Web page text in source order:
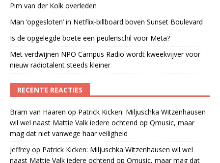
Pim van der Kolk overleden
Man ‘opgesloten’ in Netflix-billboard boven Sunset Boulevard
Is de opgelegde boete een peulenschil voor Meta?
Met verdwijnen NPO Campus Radio wordt kweekvijver voor
nieuw radiotalent steeds kleiner
RECENTE REACTIES
Bram van Haaren op Patrick Kicken: Miljuschka Witzenhausen
wil wel naast Mattie Valk iedere ochtend op Qmusic, maar
mag dat niet vanwege haar veiligheid
Jeffrey op Patrick Kicken: Miljuschka Witzenhausen wil wel
naast Mattie Valk iedere ochtend op Qmusic, maar mag dat